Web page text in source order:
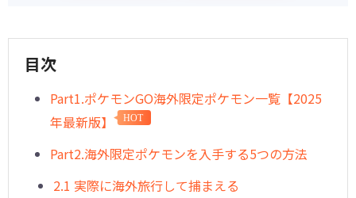
目次
Part1.ポケモンGO海外限定ポケモン一覧【2025
年最新版】
HOT
Part2.海外限定ポケモンを入手する5つの方法
2.1 実際に海外旅行して捕まえる